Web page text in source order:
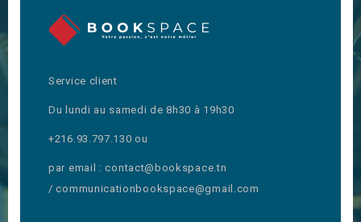
Service client
Du lundi au samedi de 8h30 à 19h30
+216.93.797.130 ou
par email : contact@bookspace.tn
/ communicationbookspace@gmail.com